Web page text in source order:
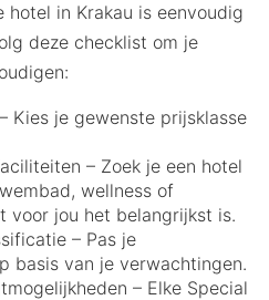
in Krakau is eenvoudig
deze checklist om je
Kies je gewenste prijsklasse
– Zoek je een hotel
wellness of
voor jou het belangrijkst is.
– Pas je
basis van je verwachtingen.
– Elke Special